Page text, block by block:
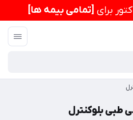
برای [تمامی بیمه ها]
طبی بلوکنترل